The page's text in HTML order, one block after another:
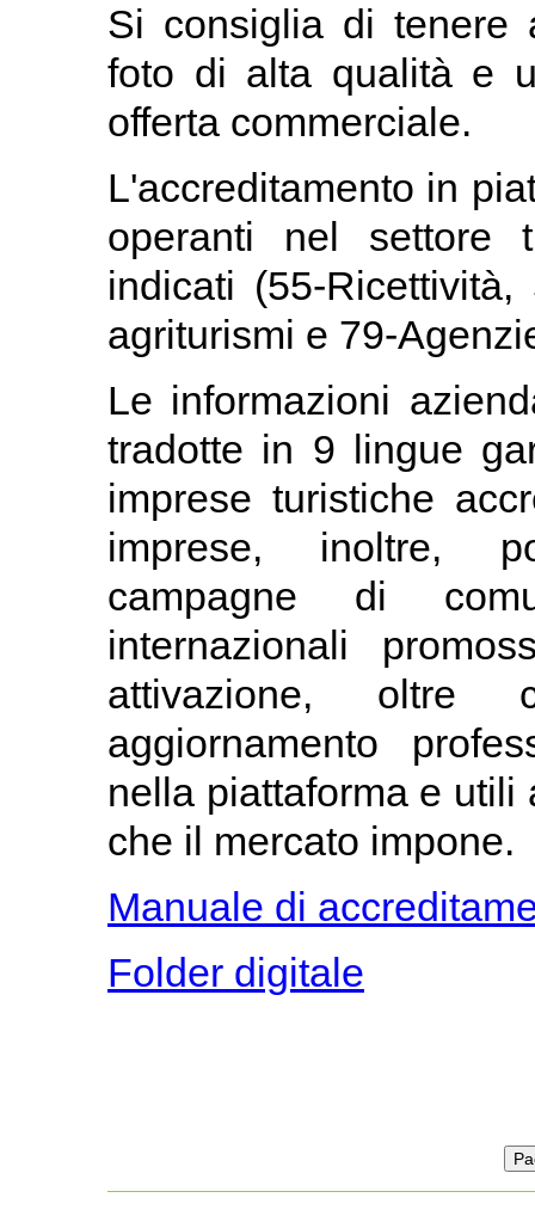
Si consiglia di tenere
foto di alta qualità e
offerta commerciale.
L'accreditamento in
operanti nel settore
indicati (55-
agriturismi e 79-
Le informazioni
tradotte in 9 lingue
imprese turistiche
imprese, inoltre,
campagne di
internazionali
attivazione,
aggiornamento
nella piattaforma e utili
che il mercato impone.
Manuale di
Folder digitale